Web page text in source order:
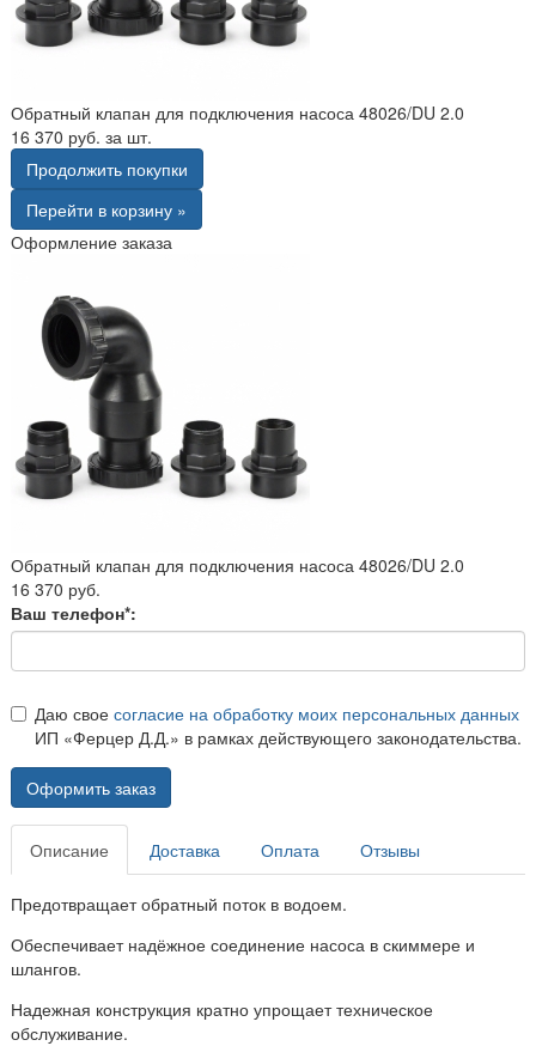
Обратный клапан для подключения насоса 48026/DU 2.0
16 370 руб. за шт.
Продолжить покупки
Перейти в корзину »
Оформление заказа
Обратный клапан для подключения насоса 48026/DU 2.0
16 370 руб.
Ваш телефон*:
Даю свое согласие на обработку моих персональных данных
ИП «Ферцер Д.Д.» в рамках действующего законодательства.
Оформить заказ
Описание Доставка Оплата Отзывы
Предотвращает обратный поток в водоем.
Обеспечивает надёжное соединение насоса в скиммере и
шлангов.
Надежная конструкция кратно упрощает техническое
обслуживание.